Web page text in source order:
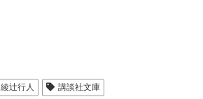
綾辻行人 講談社文庫